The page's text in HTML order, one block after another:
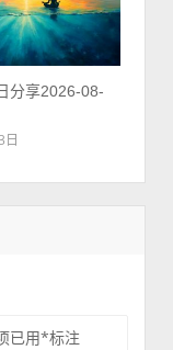
分享2026-08-
日
已用*标注